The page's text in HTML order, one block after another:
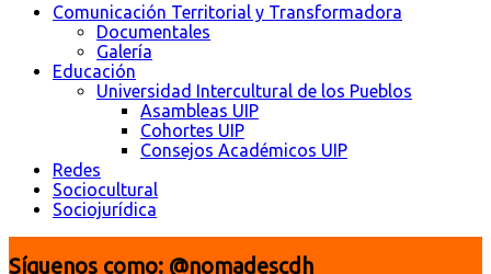
Comunicación Territorial y Transformadora
Documentales
Galería
Educación
Universidad Intercultural de los Pueblos
Asambleas UIP
Cohortes UIP
Consejos Académicos UIP
Redes
Sociocultural
Sociojurídica
Síguenos como: @nomadescdh